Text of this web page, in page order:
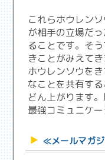
これらホウレン
が相手の立場だ
ることです。そ
きことがみえてき
ホウレンソウを
なことを共有す
どん上がります
最強コミュニケ
≪メールマガ